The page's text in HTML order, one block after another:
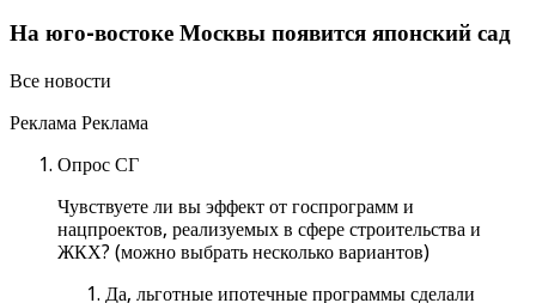
На юго-востоке Москвы появится японский сад
Все новости
Реклама Реклама
Опрос СГ
Чувствуете ли вы эффект от госпрограмм и
нацпроектов, реализуемых в сфере строительства и
ЖКХ? (можно выбрать несколько вариантов)
Да, льготные ипотечные программы сделали